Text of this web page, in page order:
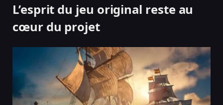
L’esprit du jeu original reste au
cœur du projet